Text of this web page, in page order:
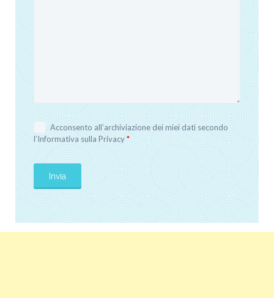
Acconsento all’archiviazione dei miei dati secondo
l’Informativa sulla Privacy*